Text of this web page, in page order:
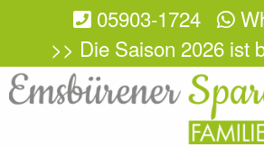
05903-1724
>> Die Saison 2026 ist